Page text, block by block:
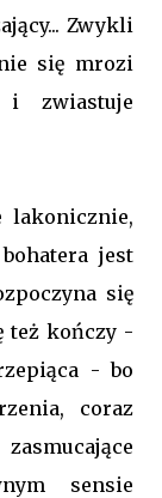
Zwykli
się mrozi
zwiastuje
lakonicznie,
jest
się
też kończy -
- bo
coraz
sensie